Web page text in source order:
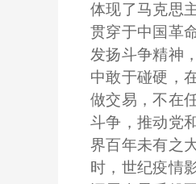
体现了马克思
贯穿于中国革
发扬斗争精神
中敢于碰硬，
做交易，不在
斗争，推动党
界百年未有之
时，世纪疫情